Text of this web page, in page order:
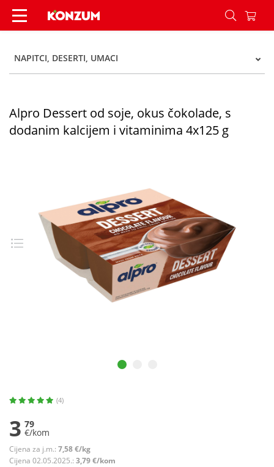
Alpro Dessert od soje, okus čokolade, s
NAPITCI, DESERTI, UMACI
Alpro Dessert od soje, okus čokolade, s
dodanim kalcijem i vitaminima 4x125 g
(4)
3 79
€/kom
Cijena za j.m.: 7,58 €/kg
Cijena 02.05.2025.: 3,79 €/kom